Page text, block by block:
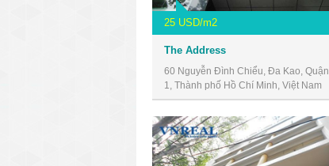
25 USD/m2
The Address
60 Nguyễn Đình Chiểu, Đa Kao, Quận
1, Thành phố Hồ Chí Minh, Việt Nam